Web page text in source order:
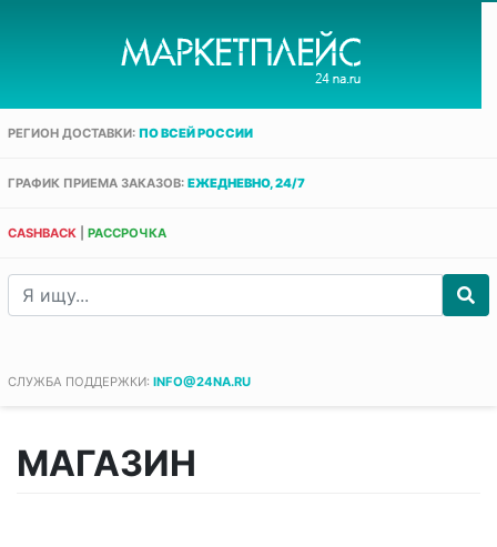
РЕГИОН ДОСТАВКИ: ПО ВСЕЙ РОССИИ
ГРАФИК ПРИЕМА ЗАКАЗОВ: ЕЖЕДНЕВНО, 24/7
CASHBACK РАССРОЧКА
СЛУЖБА ПОДДЕРЖКИ: INFO@24NA.RU
МАГАЗИН